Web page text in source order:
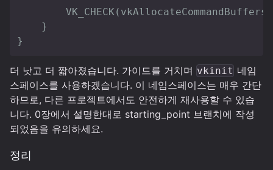
VK_CHECK( vkAllocateCommandBuffers
}
}
더 낫고 더 짧아졌습니다. 가이드를 거치며 vkinit 네임
스페이스를 사용하겠습니다. 이 네임스페이스는 매우 간단
하므로, 다른 프로젝트에서도 안전하게 재사용할 수 있습
니다. 0장에서 설명한대로 starting_point 브랜치에 작성
되었음을 유의하세요.
정리